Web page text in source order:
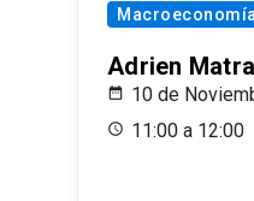
Adrien
10 de
11:00 a 12:00